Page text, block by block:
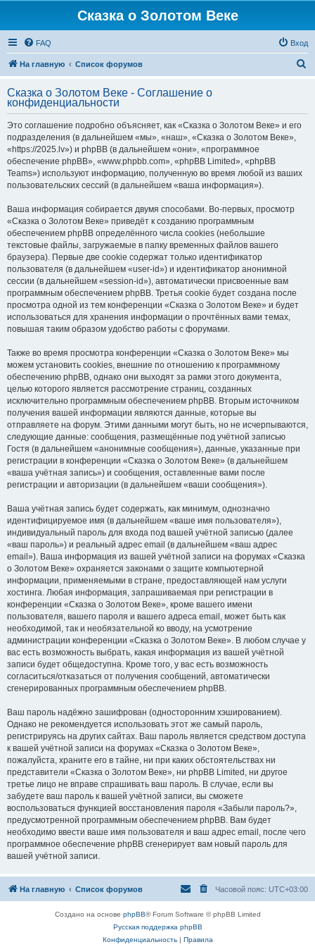
Сказка о Золотом Веке
FAQ Вход
На главную Список форумов
с
Сказка о Золотом Веке - Соглашение о
конфиденциальности
Это соглашение подробно объясняет, как «Сказка о Золотом Веке» и его
подразделения (в дальнейшем «мы», «наш», «Сказка о Золотом Веке»,
«https://2025.lv») и phpBB (в дальнейшем «они», «программное
обеспечение phpBB», «www.phpbb.com», «phpBB Limited», «phpBB
Teams») используют информацию, полученную во время любой из ваших
пользовательских сессий (в дальнейшем «ваша информация»).
Ваша информация собирается двумя способами. Во-первых, просмотр
«Сказка о Золотом Веке» приведёт к созданию программным
обеспечением phpBB определённого числа cookies (небольшие
текстовые файлы, загружаемые в папку временных файлов вашего
браузера). Первые две cookie содержат только идентификатор
пользователя (в дальнейшем «user-id») и идентификатор анонимной
сессии (в дальнейшем «session-id»), автоматически присвоенные вам
программным обеспечением phpBB. Третья cookie будет создана после
просмотра одной из тем конференции «Сказка о Золотом Веке» и будет
использоваться для хранения информации о прочтённых вами темах,
повышая таким образом удобство работы с форумами.
Также во время просмотра конференции «Сказка о Золотом Веке» мы
можем установить cookies, внешние по отношению к программному
обеспечению phpBB, однако они выходят за рамки этого документа,
целью которого является рассмотрение страниц, созданных
исключительно программным обеспечением phpBB. Вторым источником
получения вашей информации являются данные, которые вы
отправляете на форум. Этими данными могут быть, но не исчерпываются,
следующие данные: сообщения, размещённые под учётной записью
Гостя (в дальнейшем «анонимные сообщения»), данные, указанные при
регистрации в конференции «Сказка о Золотом Веке» (в дальнейшем
«ваша учётная запись») и сообщения, оставленные вами после
регистрации и авторизации (в дальнейшем «ваши сообщения»).
Ваша учётная запись будет содержать, как минимум, однозначно
идентифицируемое имя (в дальнейшем «ваше имя пользователя»),
индивидуальный пароль для входа под вашей учётной записью (далее
«ваш пароль») и реальный адрес email (в дальнейшем «ваш адрес
email»). Ваша информация из вашей учётной записи на форумах «Сказка
о Золотом Веке» охраняется законами о защите компьютерной
информации, применяемыми в стране, предоставляющей нам услуги
хостинга. Любая информация, запрашиваемая при регистрации в
конференции «Сказка о Золотом Веке», кроме вашего имени
пользователя, вашего пароля и вашего адреса email, может быть как
необходимой, так и необязательной ко вводу, на усмотрение
администрации конференции «Сказка о Золотом Веке». В любом случае у
вас есть возможность выбрать, какая информация из вашей учётной
записи будет общедоступна. Кроме того, у вас есть возможность
согласиться/отказаться от получения сообщений, автоматически
сгенерированных программным обеспечением phpBB.
Ваш пароль надёжно зашифрован (односторонним хэшированием).
Однако не рекомендуется использовать этот же самый пароль,
регистрируясь на других сайтах. Ваш пароль является средством доступа
к вашей учётной записи на форумах «Сказка о Золотом Веке»,
пожалуйста, храните его в тайне, ни при каких обстоятельствах ни
представители «Сказка о Золотом Веке», ни phpBB Limited, ни другое
третье лицо не вправе спрашивать ваш пароль. В случае, если вы
забудете ваш пароль к вашей учётной записи, вы сможете
воспользоваться функцией восстановления пароля «Забыли пароль?»,
предусмотренной программным обеспечением phpBB. Вам будет
необходимо ввести ваше имя пользователя и ваш адрес email, после чего
программное обеспечение phpBB сгенерирует вам новый пароль для
вашей учётной записи.
На главную Список форумов Часовой пояс: UTC+03:00
Создано на основе phpBB® Forum Software © phpBB Limited
Русская поддержка phpBB
Конфиденциальность| Правила